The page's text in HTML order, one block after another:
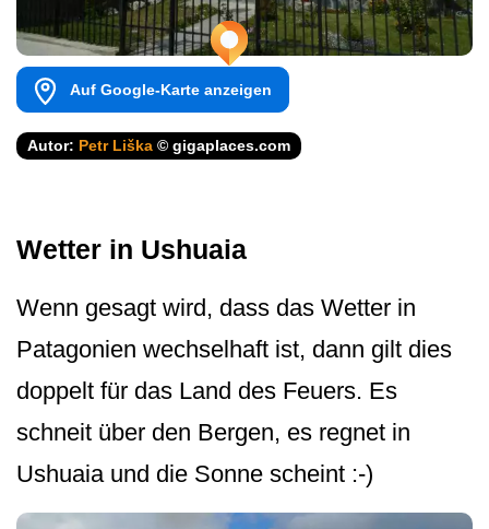
Auf Google-Karte anzeigen
Autor: Petr Liška © gigaplaces.com
Wetter in Ushuaia
Wenn gesagt wird, dass das Wetter in
Patagonien wechselhaft ist, dann gilt dies
doppelt für das Land des Feuers. Es
schneit über den Bergen, es regnet in
Ushuaia und die Sonne scheint :-)